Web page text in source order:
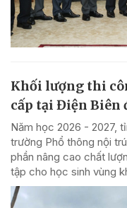
Khối lượng thi
cấp tại Điện Biên
Năm học 2026 - 2027,
trường Phổ thông nội
phần nâng cao chất
tập cho học sinh vùng